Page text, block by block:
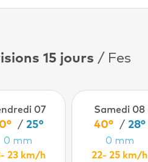
15 jours / Fes
07
/ 25°
0 mm
23 km/h
Samedi 08
40° / 28°
0 mm
22- 25 km/h